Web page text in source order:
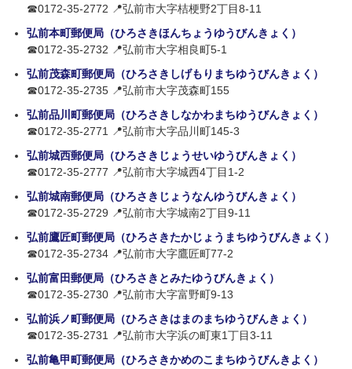
☎0172-35-2772 📍弘前市大字桔梗野2丁目8-11
弘前本町郵便局（ひろさきほんちょうゆうびんきょく）
☎0172-35-2732 📍弘前市大字相良町5-1
弘前茂森町郵便局（ひろさきしげもりまちゆうびんきょく）
☎0172-35-2735 📍弘前市大字茂森町155
弘前品川町郵便局（ひろさきしなかわまちゆうびんきょく）
☎0172-35-2771 📍弘前市大字品川町145-3
弘前城西郵便局（ひろさきじょうせいゆうびんきょく）
☎0172-35-2777 📍弘前市大字城西4丁目1-2
弘前城南郵便局（ひろさきじょうなんゆうびんきょく）
☎0172-35-2729 📍弘前市大字城南2丁目9-11
弘前鷹匠町郵便局（ひろさきたかじょうまちゆうびんきょく）
☎0172-35-2734 📍弘前市大字鷹匠町77-2
弘前富田郵便局（ひろさきとみたゆうびんきょく）
☎0172-35-2730 📍弘前市大字富野町9-13
弘前浜ノ町郵便局（ひろさきはまのまちゆうびんきょく）
☎0172-35-2731 📍弘前市大字浜の町東1丁目3-11
弘前亀甲町郵便局（ひろさきかめのこまちゆうびんきよく）